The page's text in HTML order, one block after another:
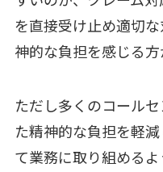
を直接受け止め適切
神的な負担を感じる方
ただし多くのコール
た精神的な負担を軽
て業務に取り組める